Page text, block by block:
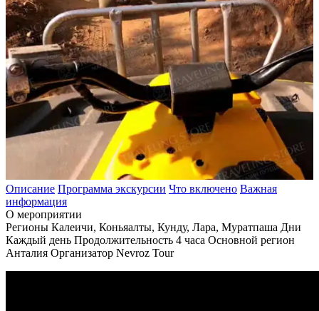
Описание Программа экскурсии Что включено Важная
информация
О мероприятии
Регионы Калеичи, Коньяалты, Кунду, Лара, Муратпаша Дни
Каждый день Продолжительность 4 часа Основной регион
Анталия Организатор Nevroz Tour